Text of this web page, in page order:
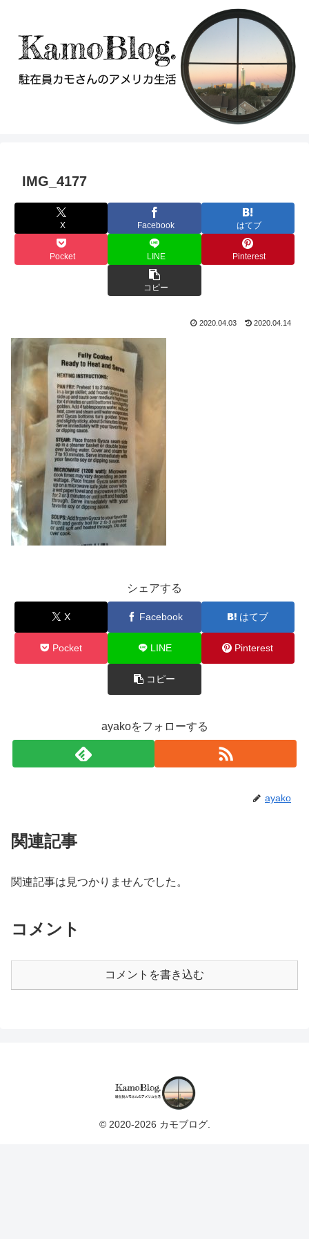
IMG_4177
X Facebook はてブ
Pocket LINE Pinterest
コピー
2020.04.03 2020.04.14
シェアする
X Facebook はてブ
Pocket LINE Pinterest
コピー
ayakoをフォローする
ayako
関連記事
関連記事は見つかりませんでした。
コメント
コメントを書き込む
© 2020-2026 カモブログ.